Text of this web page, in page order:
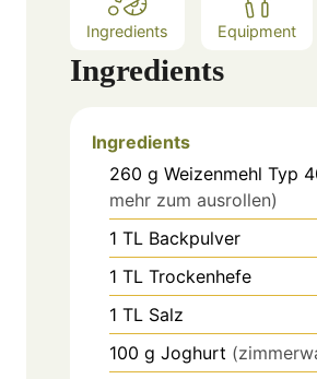
Ingredients Equipment
Ingredients
Ingredients
260 g Weizenmehl Typ
mehr zum ausrollen)
1 TL Backpulver
1 TL Trockenhefe
1 TL Salz
100 g Joghurt